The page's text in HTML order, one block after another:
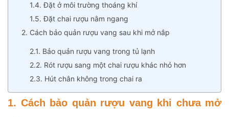
1.4. Đặt ở môi trường thoáng khí
1.5. Đặt chai rượu nằm ngang
2. Cách bảo quản rượu vang sau khi mở nắp
2.1. Bảo quản rượu vang trong tủ lạnh
2.2. Rót rượu sang một chai rượu khác nhỏ hơn
2.3. Hút chân không trong chai ra
1. Cách bảo quản rượu vang khi chưa mở